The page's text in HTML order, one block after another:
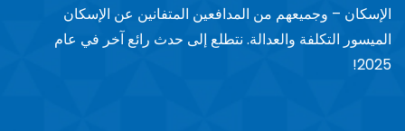
الإسكان – وجميعهم من المدافعين المتفانين عن الإسكان
الميسور التكلفة والعدالة. نتطلع إلى حدث رائع آخر في عام
2025!